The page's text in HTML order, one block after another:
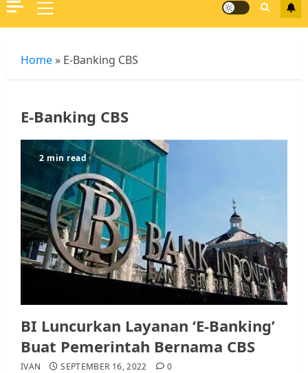
Primary
Menu
Home » E-Banking CBS
E-Banking CBS
2 min read
BI Luncurkan Layanan ‘E-Banking’
Buat Pemerintah Bernama CBS
IVAN SEPTEMBER 16, 2022 0
3
Kader Pajak jadi Penghubung
Pemerintah dan Masyarakat di
Lingkungan RT/RW
AGUSTUS 1, 2026
Datangi Pemko Batam, Warga
Rempang Protes Lahan Mereka
Diambil untuk Sekolah Rakyat
JULI 21, 2026 0
Warga Rempang Ajukan